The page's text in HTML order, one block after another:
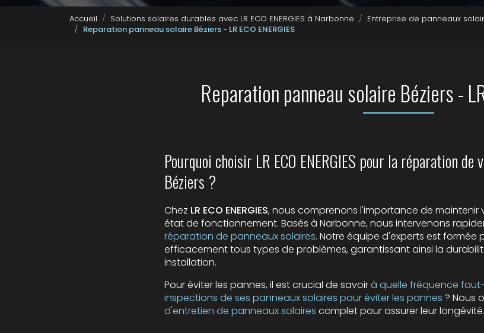
Accueil Solutions solaires durables avec LR ECO ENERGIES à Narbonne
Entreprise de panneaux
Reparation panneau solaire Béziers - LR ECO ENERGIES
Reparation panneau solaire Béziers -
Pourquoi choisir LR ECO ENERGIES pour la réparation de
Béziers ?
Chez LR ECO ENERGIES, nous comprenons l'importance de maintenir
état de fonctionnement. Basés à Narbonne, nous intervenons
réparation de panneaux solaires. Notre équipe d'experts est
efficacement tous types de problèmes, garantissant ainsi la
installation.
Pour éviter les pannes, il est crucial de savoirà quelle fréquence
inspections de ses panneaux solaires pour éviter les pannes ? Nous
d'entretien de panneaux solaires complet pour assurer leur longévité.